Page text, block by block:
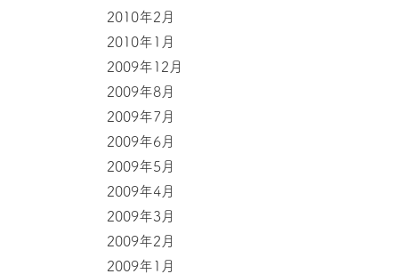
2010年2月
2010年1月
2009年12月
2009年8月
2009年7月
2009年6月
2009年5月
2009年4月
2009年3月
2009年2月
2009年1月